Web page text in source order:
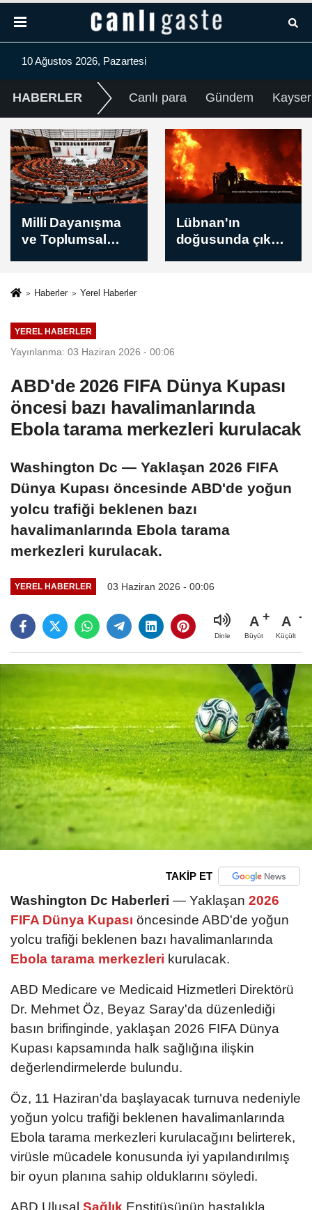
10 Ağustos 2026, Pazartesi
HABERLER Canlı para Gündem
Lübnan'ın
doğusunda çıkan
verdi
Deniz Küreği
Türkiye
Haberler Yerel Haberler
YEREL HABERLER
Yayınlanma: 03 Haziran 2026 - 00:06
ABD'de 2026 FIFA Dünya Kupası
öncesi bazı havalimanlarında
Ebola tarama merkezleri kurulacak
Washington Dc — Yaklaşan 2026 FIFA
Dünya Kupası öncesinde ABD'de yoğun
yolcu trafiği beklenen bazı
havalimanlarında Ebola tarama
merkezleri kurulacak.
YEREL HABERLER 03 Haziran 2026 - 00:06
Dinle
A
Büyüt
A
Küçült
TAKİP ET
Washington Dc Haberleri — Yaklaşan 2026
FIFA Dünya Kupası öncesinde ABD'de yoğun
yolcu trafiği beklenen bazı havalimanlarında
Ebola tarama merkezleri kurulacak.
ABD Medicare ve Medicaid Hizmetleri Direktörü
Dr. Mehmet Öz, Beyaz Saray'da düzenlediği
basın brifinginde, yaklaşan 2026 FIFA Dünya
Kupası kapsamında halk sağlığına ilişkin
değerlendirmelerde bulundu.
Öz, 11 Haziran'da başlayacak turnuva nedeniyle
yoğun yolcu trafiği beklenen havalimanlarında
Ebola tarama merkezleri kurulacağını belirterek,
virüsle mücadele konusunda iyi yapılandırılmış
bir oyun planına sahip olduklarını söyledi.
ABD Ulusal Sağlık Enstitüsünün hastalıkla